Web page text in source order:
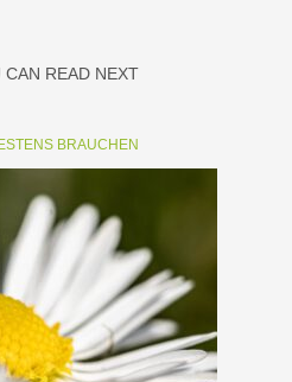
CAN READ NEXT
BRAUCHEN